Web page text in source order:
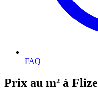
FAQ
Prix au m² à Flize